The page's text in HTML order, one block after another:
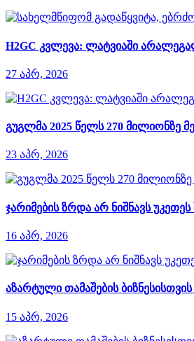
H2GC კვლევა: ლატვიაში
27 აპრ, 2026
გუგლმა 2025 წელს 270 მილიონზე
23 აპრ, 2026
ჯარიმების ზრდა არ ნიშნავს
16 აპრ, 2026
აზარტული თამაშების
15 აპრ, 2026